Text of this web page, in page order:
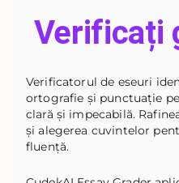
Verificați
Verificatorul de eseuri
ortografie și punctuație
clară și impecabilă.
și alegerea cuvintelor
fluență.